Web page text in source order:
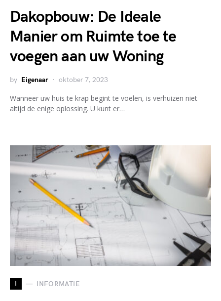
Dakopbouw: De Ideale
Manier om Ruimte toe te
voegen aan uw Woning
by Eigenaar oktober 7, 2023
Wanneer uw huis te krap begint te voelen, is verhuizen niet
altijd de enige oplossing. U kunt er…
I INFORMATIE